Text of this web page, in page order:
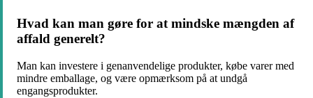
Hvad kan man gøre for at mindske mængden af
affald generelt?
Man kan investere i genanvendelige produkter, købe varer med
mindre emballage, og være opmærksom på at undgå
engangsprodukter.